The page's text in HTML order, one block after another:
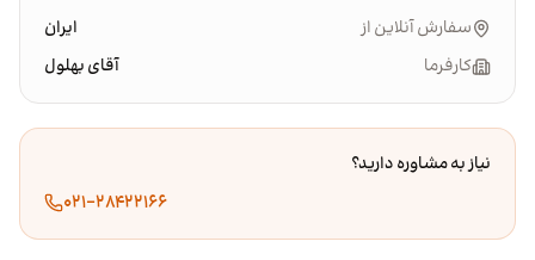
سفارش آنلاین از
ایران
کارفرما
آقای بهلول
نیاز به مشاوره دارید؟
۰۲۱-۲۸۴۲۲۱۶۶